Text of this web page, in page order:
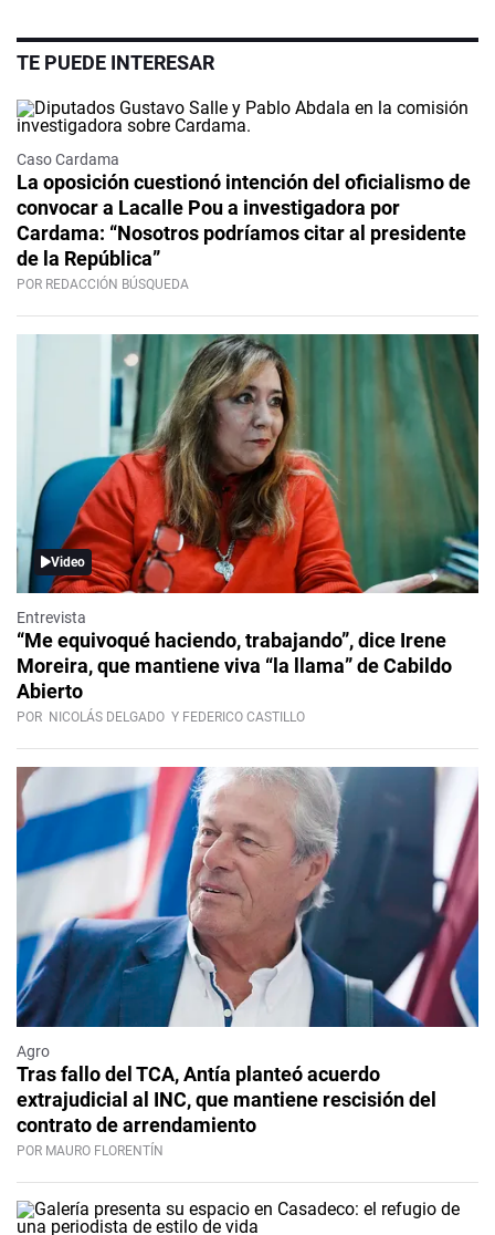
TE PUEDE INTERESAR
Caso Cardama
La oposición cuestionó intención del oficialismo de
convocar a Lacalle Pou a investigadora por
Cardama: “Nosotros podríamos citar al presidente
de la República”
POR REDACCIÓN BÚSQUEDA
Video
Entrevista
“Me equivoqué haciendo, trabajando”, dice Irene
Moreira, que mantiene viva “la llama” de Cabildo
Abierto
POR NICOLÁS DELGADO Y FEDERICO CASTILLO
Agro
Tras fallo del TCA, Antía planteó acuerdo
extrajudicial al INC, que mantiene rescisión del
contrato de arrendamiento
POR MAURO FLORENTÍN